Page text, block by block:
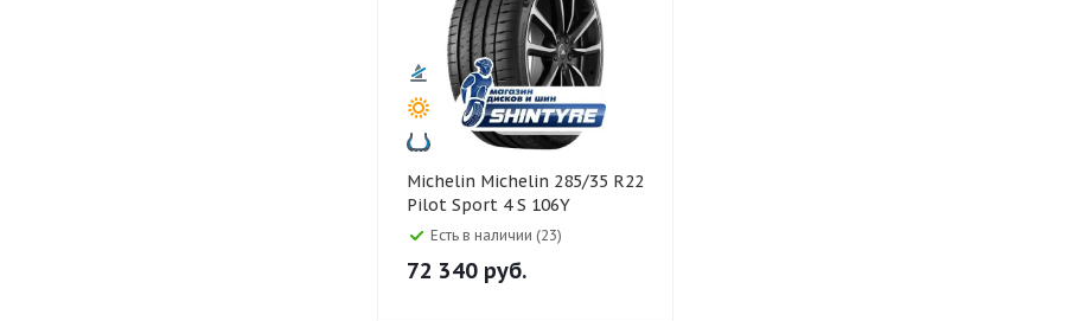
Michelin Michelin 285/35 R22
Pilot Sport 4 S 106Y
Есть в наличии (23)
72 340 руб.